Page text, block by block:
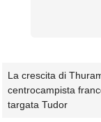
La crescita di
centrocampista
targata Tudor